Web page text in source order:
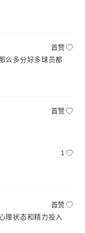
首赞
么多分好多球员都
首赞
1
首赞
理状态和精力投入